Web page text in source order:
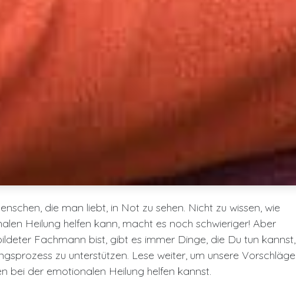
die man liebt, in Not zu sehen. Nicht zu wissen, wie
Heilung helfen kann, macht es noch schwieriger! Aber
Fachmann bist, gibt es immer Dinge, die Du tun kannst,
zu unterstützen. Lese weiter, um unsere Vorschläge
bei der emotionalen Heilung helfen kannst.